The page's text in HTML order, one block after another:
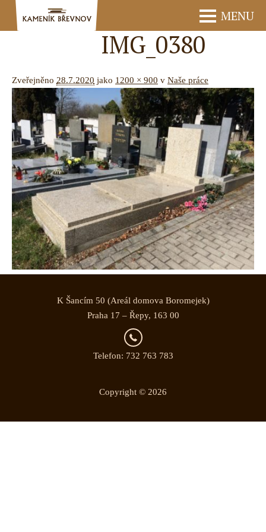
MENU
IMG_0380
Zveřejněno 28.7.2020 jako 1200 × 900 v Naše práce
K Šancím 50 (Areál domova Boromejek)
Praha 17 – Řepy, 163 00
Telefon: 732 763 783
Copyright © 2026